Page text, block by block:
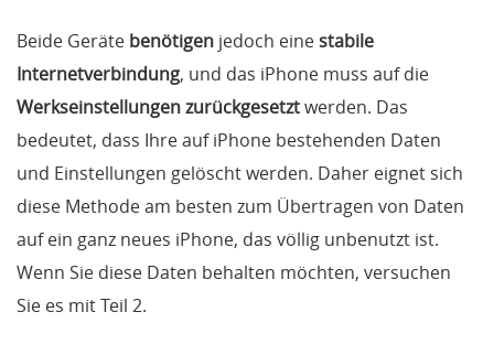
Beide Geräte benötigen jedoch einestabile
Internetverbindung, und das iPhone muss auf die
Werkseinstellungen zurückgesetztwerden. Das
bedeutet, dass Ihre auf iPhone bestehenden Daten
und Einstellungen gelöscht werden. Daher eignet sich
diese Methode am besten zum Übertragen von Daten
auf ein ganz neues iPhone, das völlig unbenutzt ist.
Wenn Sie diese Daten behalten möchten, versuchen
Sie es mit Teil 2.